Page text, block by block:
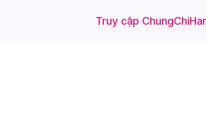
Truy cập